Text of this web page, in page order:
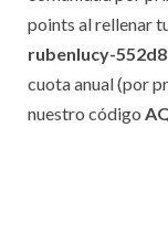
points al rellenar
rubenlucy-552d8
cuota anual (por
nuestro código